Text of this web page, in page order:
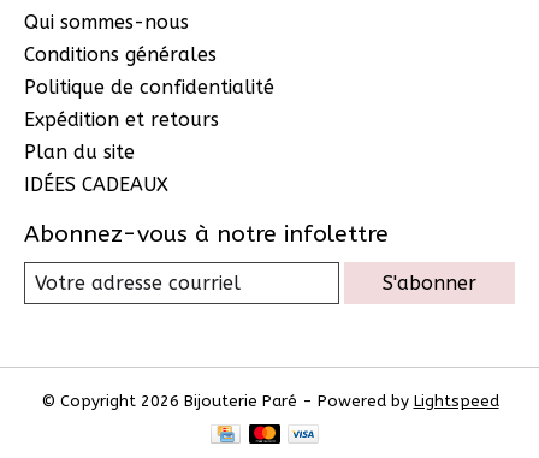
Qui sommes-nous
Conditions générales
Politique de confidentialité
Expédition et retours
Plan du site
IDÉES CADEAUX
Abonnez-vous à notre infolettre
S'abonner
© Copyright 2026 Bijouterie Paré - Powered by Lightspeed